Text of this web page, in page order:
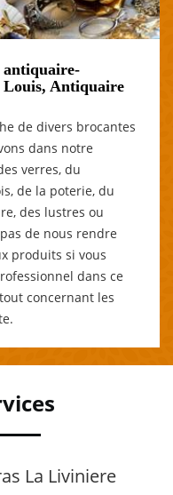
antiquaire-
Antiquaire
de divers brocantes
dans notre
verres, du
de la poterie, du
des lustres ou
de nous rendre
produits si vous
dans ce
concernant les
La Liviniere